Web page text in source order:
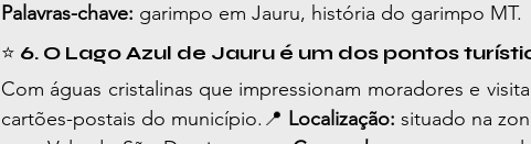
Palavras-chave: garimpo em Jauru, história do garimpo MT.
⭐ 6. O Lago Azul de Jauru é um dos pontos
Com águas cristalinas que impressionam moradores e
cartões-postais do município.📍 Localização: situado na